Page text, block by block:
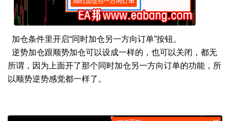
加仓条件里开启“同时加仓另一方向订单”按钮。
逆势加仓跟顺势加仓可以设成一样的，也可以关闭，都无
所谓，因为上面开了那个同时加仓另一方向订单的功能，所
以顺势逆势感觉都一样了。